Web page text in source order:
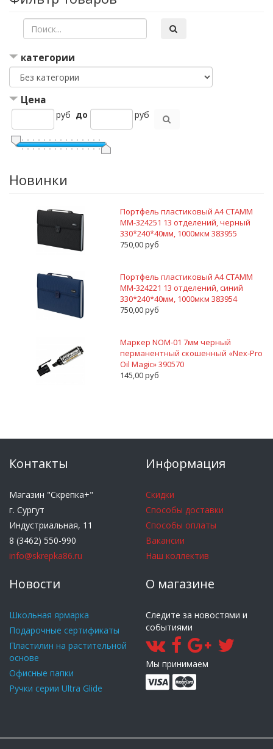
категории
Цена
руб до руб
Новинки
Портфель пластиковый А4 СТАММ
ММ-324251 13 отделений, черный
330*240*40мм, 1000мкм 383955
750,00 руб
Портфель пластиковый А4 СТАММ
ММ-324221 13 отделений, синий
330*240*40мм, 1000мкм 383954
750,00 руб
Маркер NOM-01 7мм черный
перманентный скошенный «Nex-Pro
Oil Magic» 390570
145,00 руб
Контакты
Магазин "Скрепка+"
г. Сургут
Индустриальная, 11
8 (3462) 550-990
info@skrepka86.ru
Информация
Скидки
Способы доставки
Способы оплаты
Вакансии
Наш коллектив
Новости
Школьная ярмарка
Подарочные сертификаты
Пластилин на растительной
основе
Офисные папки
Ручки серии Ultra Glide
О магазине
Следите за новостями и
событиями
Мы принимаем